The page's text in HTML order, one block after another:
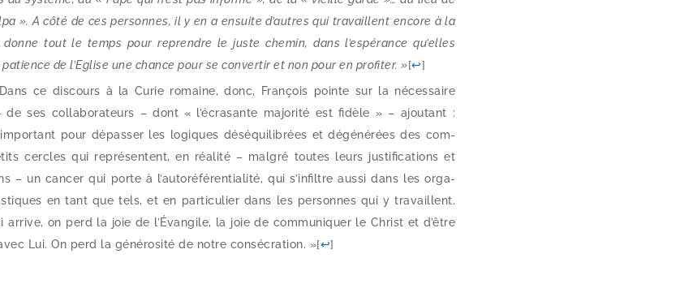
». A côté de ces per­sonnes, il y en a ensuite d’autres qui tra­vaillent encore à la
donne tout le temps pour reprendre le juste che­min, dans l’espérance qu’elles
de l’Eglise une chance pour se conver­tir et non pour en pro­fi­ter. »[↩]
ce dis­cours à la Curie romaine, donc, François pointe sur la néces­saire
de ses col­la­bo­ra­teurs – dont « l’é­cra­sante majo­ri­té est fidèle » – ajou­tant :
pour dépas­ser les logiques dés­équi­li­brées et dégé­né­rées des com­
cercles qui repré­sentent, en réa­li­té – mal­gré toutes leurs jus­ti­fi­ca­tions et
– un can­cer qui porte à l’au­to­ré­fé­ren­tia­li­té, qui s’in­filtre aus­si dans les orga­
en tant que tels, et en par­ti­cu­lier dans les per­sonnes qui y tra­vaillent.
arrive, on perd la joie de l’Évangile, la joie de com­mu­ni­quer le Christ et d’être
Lui. On perd la géné­ro­si­té de notre consé­cra­tion. »[↩]